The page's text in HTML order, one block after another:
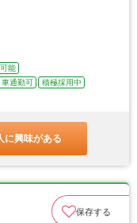
能
車通勤可
積極採用中
に興味がある
保存する